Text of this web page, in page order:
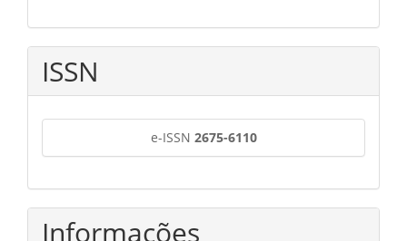
ISSN
e-ISSN 2675-6110
Informações